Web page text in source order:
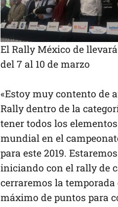
El Rally México de
del 7 al 10 de marzo
«Estoy muy contento de
Rally dentro de la
tener todos los
mundial en el
para este 2019.
iniciando con el rally de
cerraremos la
máximo de puntos para